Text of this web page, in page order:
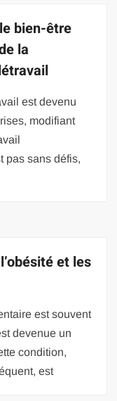
bien-être
la
est devenu
modifiant
pas sans défis,
et les
est souvent
devenue un
condition,
est